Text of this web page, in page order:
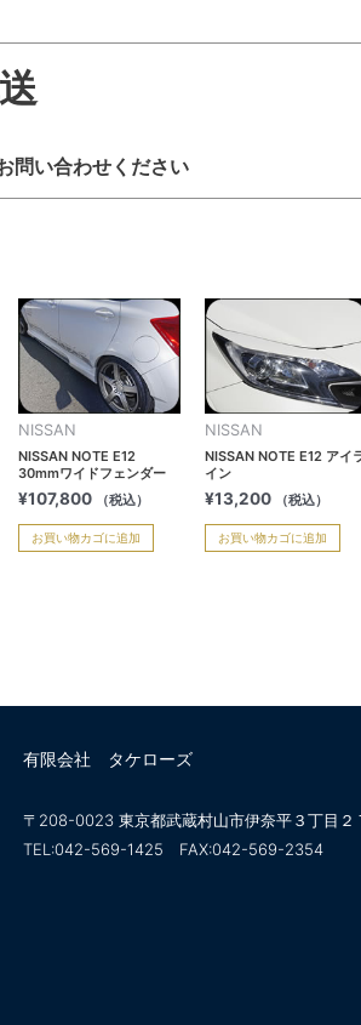
問い合わせください
NISSAN
NISSAN NOTE E12
30mmワイドフェンダー
¥107,800 （税込）
お買い物カゴに追加
NISSAN
NISSAN NOTE E12 アイ
イン
¥13,200 （税込）
お買い物カゴに追加
有限会社 タケローズ
〒208-0023 東京都武蔵村山市伊奈平３丁目２
TEL:042-569-1425 FAX:042-569-2354